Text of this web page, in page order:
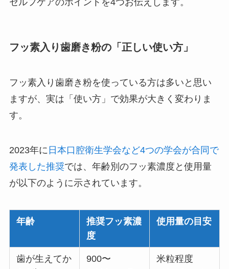
フッ素入り歯磨き粉の「正しい使い方」
フッ素入り歯磨き粉を使っている方は多いと思い
ますが、実は「使い方」で効果が大きく変わりま
す。
2023年に 日本口腔衛生学会など4つの学会が合同で
発表した推奨では、年齢別のフッ素濃度と使用量
が以下のように示されています。
年齢
推奨フッ素濃
度
使用量の目安
歯が生えてか
900〜
米粒程度